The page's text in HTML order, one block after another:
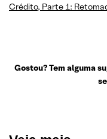
Crédito, Parte 1:
Gostou? Tem alguma